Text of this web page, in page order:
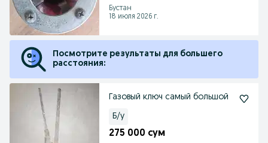
Бустан
18 июля 2026 г.
Посмотрите результаты для большего
расстояния:
Газовый ключ самый большой
Б/у
275 000 сум